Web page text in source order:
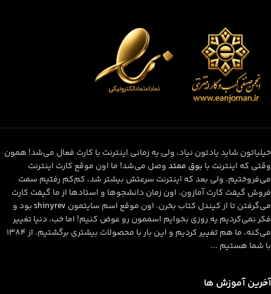
خیلیاتون شاید یادتون نیاد، ولی یه زمانی اینترنت با کارت فعال می‌شد! همون
وقتی که اینترنت با بوق ممتدوصل می‌شد! ما اون موقع کارت اینترنت
می‌فروختیم، ولی بعد که اینترنت سرعتش بیشتر شد، کم‌کم رفتیم سمت
فروش گیفت کارت آمازون. اون زمان دانشجوها و استادها از ما گیفت کارت
می‌گرفتن تا از کیندل کتاب بخرن. اون موقع اسم سایتمون shinyrevبود و
فکر نمی‌کردیم یه روزی بخوایم اسممون رو عوض کنیم! اما خب، دنیا تغییر
می‌کنه، ما هم تغییر کردیم و این بار با محصولات بیشتری برگشتیم. از ۱۳۸۴
با شما هستیم ...
آخرین آموزش ها